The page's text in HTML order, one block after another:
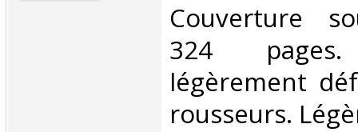
‎Couverture
324 pages.
légèrement
rousseurs.